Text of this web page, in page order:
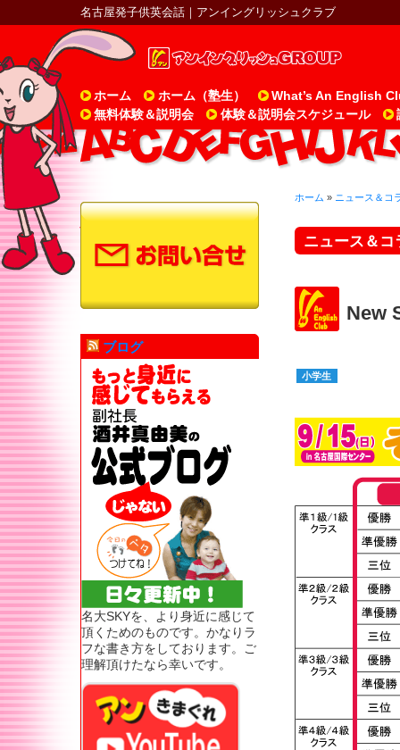
名古屋発子供英会話｜アンイングリッシュクラブ
ホーム ホーム（塾生）
What’s An English
無料体験＆説明会
体験＆説明会スケジュール
ブログ
名大SKYを、より身近に感じて
頂くためのものです。かなりラ
フな書き方をしております。ご
理解頂けたなら幸いです。
ホーム » ニュース＆コ
ニュース＆コ
New
小学生